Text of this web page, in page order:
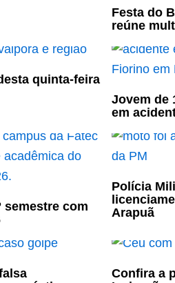
Festa do
reúne
quinta-feira
Jovem de
em
semestre com
Polícia
Arapuã
Confira a